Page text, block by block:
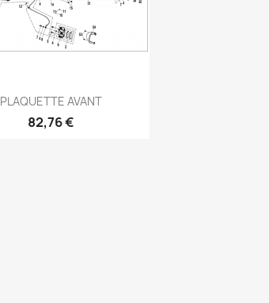
PLAQUETTE AVANT
82,76 €
Aperçu rapide